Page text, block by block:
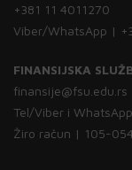
+381 11 4011270
Viber/WhatsApp |
FINANSIJSKA
finansije@fsu.edu.rs
Tel/Viber i
Žiro račun | 105-